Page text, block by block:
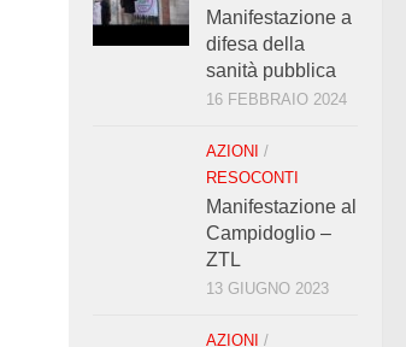
Manifestazione a
difesa della
sanità pubblica
16 FEBBRAIO 2024
AZIONI /
RESOCONTI
Manifestazione al
Campidoglio –
ZTL
13 GIUGNO 2023
AZIONI /